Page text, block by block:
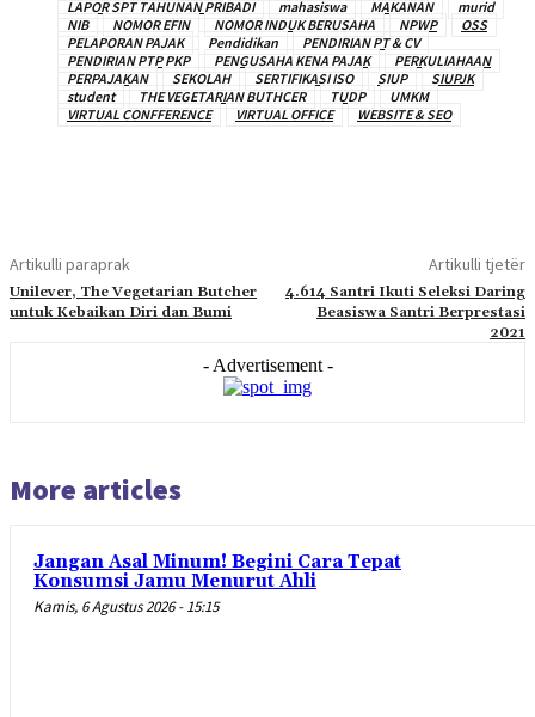
LAPOR SPT TAHUNAN PRIBADI mahasiswa MAKANAN
murid
NIB
NOMOR EFIN NOMOR INDUK BERUSAHA NPWP
OSS
PELAPORAN PAJAK
Pendidikan
PENDIRIAN PT & CV
PENDIRIAN PTP PKP
PENGUSAHA KENA PAJAK
PERKULIAHAAN
PERPAJAKAN
SEKOLAH SERTIFIKASI ISO SIUP
SIUPJK
student
THE VEGETARIAN BUTHCER TUDP
UMKM
VIRTUAL CONFFERENCE
VIRTUAL OFFICE WEBSITE & SEO
Artikulli paraprak
Unilever, The Vegetarian Butcher
untuk Kebaikan Diri dan Bumi
Artikulli tjetër
4.614 Santri Ikuti Seleksi Daring
Beasiswa Santri Berprestasi
2021
- Advertisement -
More articles
Jangan Asal Minum! Begini Cara Tepat
Konsumsi Jamu Menurut Ahli
Kamis, 6 Agustus 2026 - 15:15